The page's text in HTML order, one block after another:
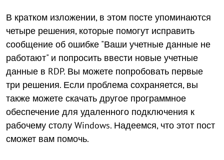
В кратком изложении, в этом посте упоминаются
четыре решения, которые помогут исправить
сообщение об ошибке "Ваши учетные данные не
работают" и попросить ввести новые учетные
данные в RDP. Вы можете попробовать первые
три решения. Если проблема сохраняется, вы
также можете скачать другое программное
обеспечение для удаленного подключения к
рабочему столу Windows. Надеемся, что этот пост
сможет вам помочь.